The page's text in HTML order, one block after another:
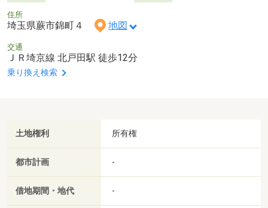
住所
埼玉県蕨市錦町４ 地図
交通
ＪＲ埼京線 北戸田駅 徒歩12分
乗り換え検索
土地権利 所有権
都市計画 -
借地期間・地代 -